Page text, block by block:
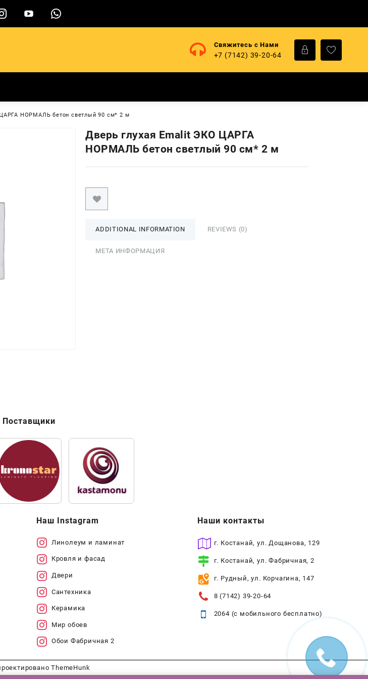
Свяжитесь с Нами
+7 (7142) 39-20-64
НОРМАЛЬ бетон светлый 90 см* 2 м
Дверь глухая Emalit ЭКО ЦАРГА
НОРМАЛЬ бетон светлый 90 см* 2 м
ADDITIONAL INFORMATION REVIEWS (0)
МЕТА ИНФОРМАЦИЯ
Поставщики
Наш Instagram
Линолеум и ламинат
Кровля и фасад
Двери
Сантехника
Керамика
Мир обоев
Обои Фабричная 2
Наши контакты
г. Костанай, ул. Дощанова, 129
г. Костанай, ул. Фабричная, 2
г. Рудный, ул. Корчагина, 147
8 (7142) 39-20-64
2064 (с мобильного бесплатно)
ThemeHunk